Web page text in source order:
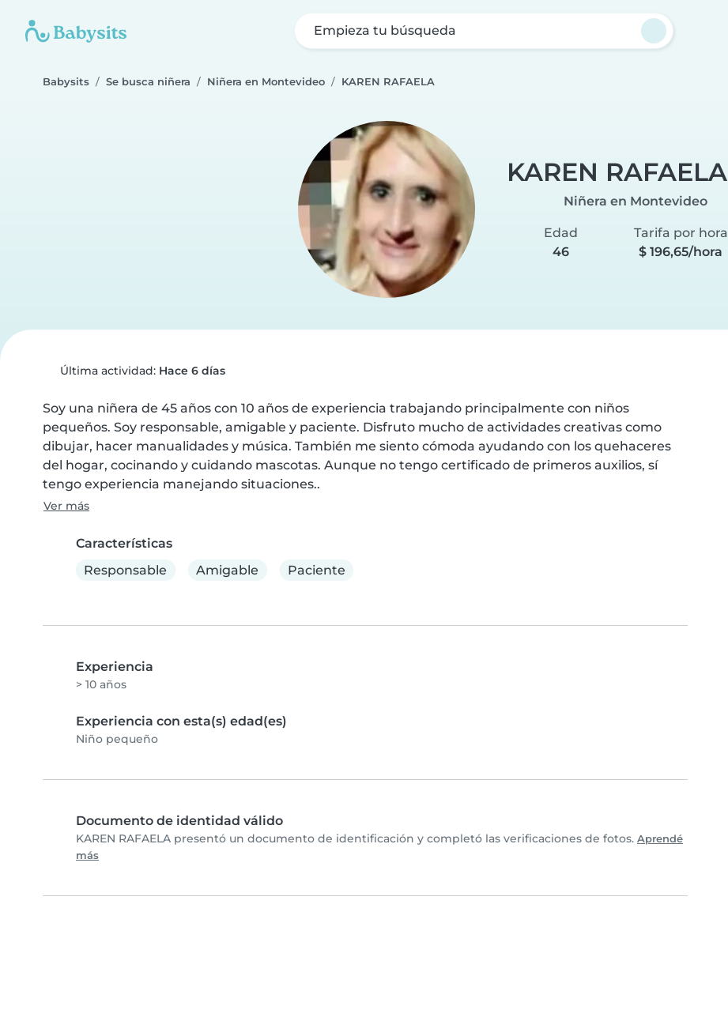
Empieza tu búsqueda
Babysits Se busca niñera Niñera en Montevideo KAREN RAFAELA
KAREN RAFAELA
Niñera en Montevideo
Edad
46
Tarifa por hora
$ 196,65/hora
Última actividad: Hace 6 días
Soy una niñera de 45 años con 10 años de experiencia trabajando principalmente con niños
pequeños. Soy responsable, amigable y paciente. Disfruto mucho de actividades creativas como
dibujar, hacer manualidades y música. También me siento cómoda ayudando con los quehaceres
del hogar, cocinando y cuidando mascotas. Aunque no tengo certificado de primeros auxilios, sí
tengo experiencia manejando situaciones..
Ver más
Características
Responsable
Amigable Paciente
Experiencia
> 10 años
Experiencia con esta(s) edad(es)
Niño pequeño
Documento de identidad válido
KAREN RAFAELA presentó un documento de identificación y completó las verificaciones de fotos. Aprendé
más